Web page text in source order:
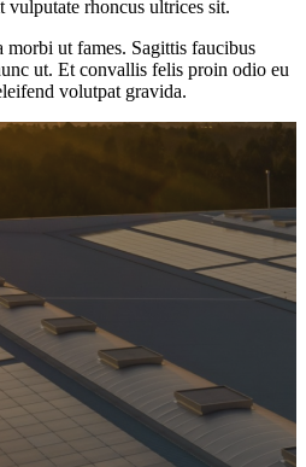
vulputate rhoncus ultrices sit.
ut fames. Sagittis faucibus
ut. Et convallis felis proin odio eu
volutpat gravida.